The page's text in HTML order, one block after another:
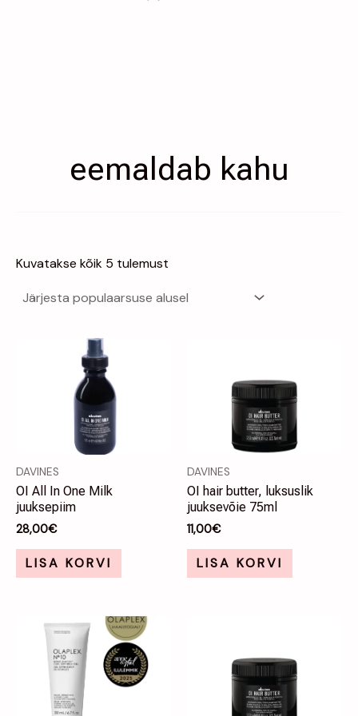
eemaldab kahu
Kuvatakse kõik 5 tulemust
DAVINES
OI All In One Milk
juuksepiim
28,00€
LISA KORVI
DAVINES
OI hair butter, luksuslik
juuksevõie 75ml
11,00€
LISA KORVI